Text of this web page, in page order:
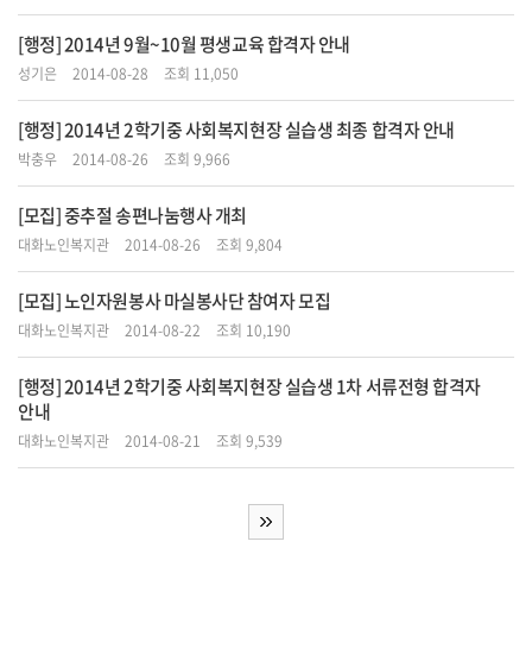
[행정] 2014년 9월~10월 평생교육 합격자 안내
성기은 2014-08-28 조회 11,050
[행정] 2014년 2학기중 사회복지현장 실습생 최종 합격자 안내
박충우 2014-08-26 조회 9,966
[모집] 중추절 송편나눔행사 개최
대화노인복지관 2014-08-26 조회 9,804
[모집] 노인자원봉사 마실봉사단 참여자 모집
대화노인복지관 2014-08-22 조회 10,190
[행정] 2014년 2학기중 사회복지현장 실습생 1차 서류전형 합격자
안내
대화노인복지관 2014-08-21 조회 9,539